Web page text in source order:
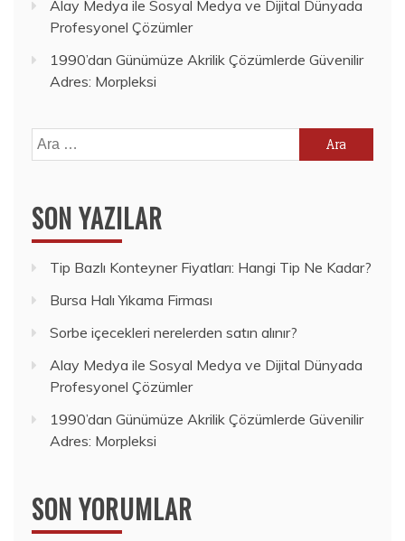
Alay Medya ile Sosyal Medya ve Dijital Dünyada
Profesyonel Çözümler
1990’dan Günümüze Akrilik Çözümlerde Güvenilir
Adres: Morpleksi
Arama:
SON YAZILAR
Tip Bazlı Konteyner Fiyatları: Hangi Tip Ne Kadar?
Bursa Halı Yıkama Firması
Sorbe içecekleri nerelerden satın alınır?
Alay Medya ile Sosyal Medya ve Dijital Dünyada
Profesyonel Çözümler
1990’dan Günümüze Akrilik Çözümlerde Güvenilir
Adres: Morpleksi
SON YORUMLAR